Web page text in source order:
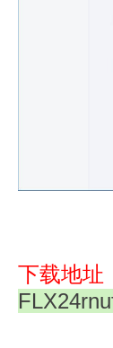
下载地址